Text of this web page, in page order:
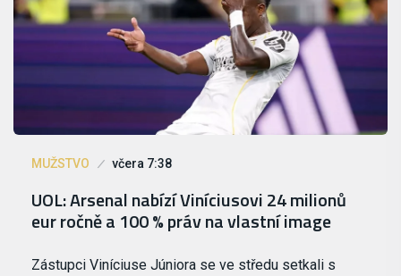
MUŽSTVO včera 7:38
UOL: Arsenal nabízí Viníciusovi 24 milionů
eur ročně a 100 % práv na vlastní image
Zástupci Viníciuse Júniora se ve středu setkali s